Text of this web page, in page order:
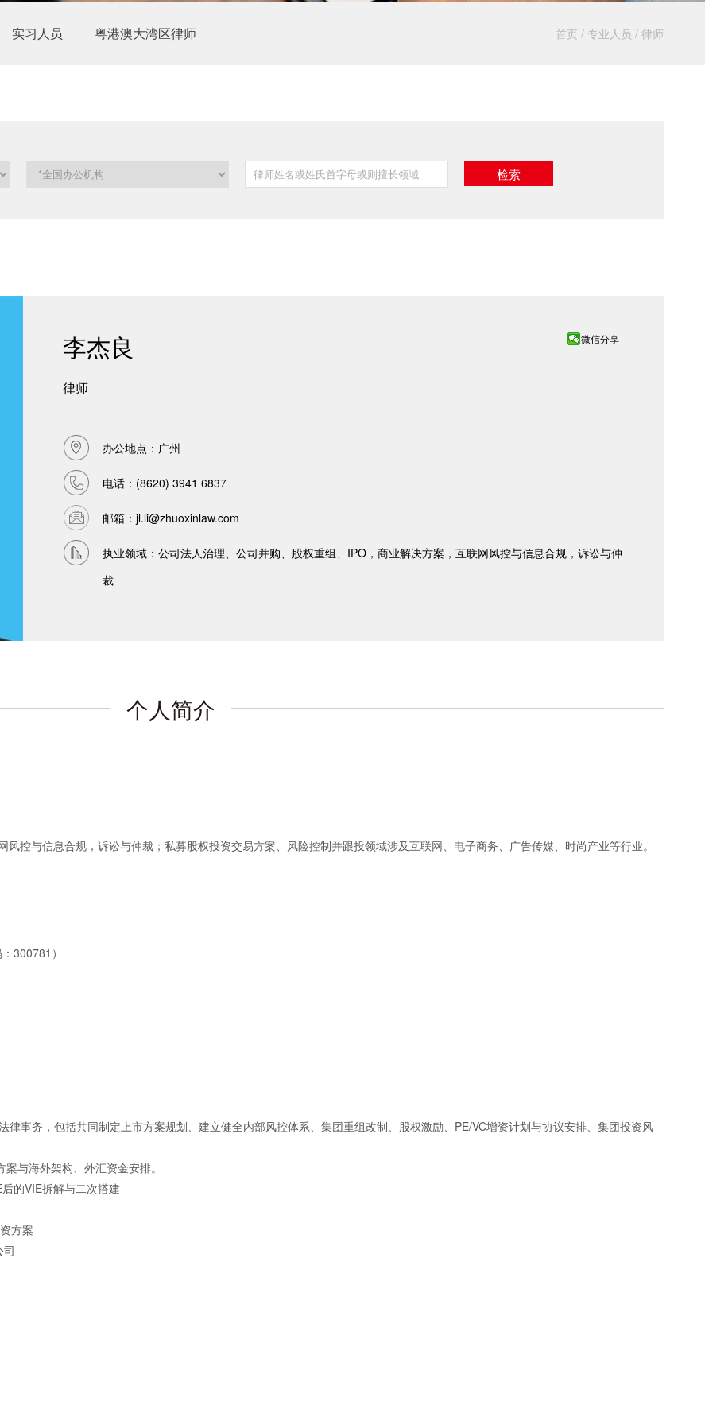
实习人员 粤港澳大湾区律师 首页 / 专业人员 / 律师
李杰良 微信分享
律师
办公地点：广州
电话： (8620) 3941 6837
邮箱： jl.li@zhuoxinlaw.com
执业领域：公司法人治理、公司并购、股权重组、IPO，商业解决方案，互联网风控与信息合规，诉讼与仲
裁
个人简介
控与信息合规，诉讼与仲裁；私募股权投资交易方案、风险控制并跟投领域涉及互联网、电子商务、广告传媒、时尚产业等行业。
300781）
事务，包括共同制定上市方案规划、建立健全内部风控体系、集团重组改制、股权激励、PE/VC增资计划与协议安排、集团投资风
与海外架构、外汇资金安排。
的VIE拆解与二次搭建
方案